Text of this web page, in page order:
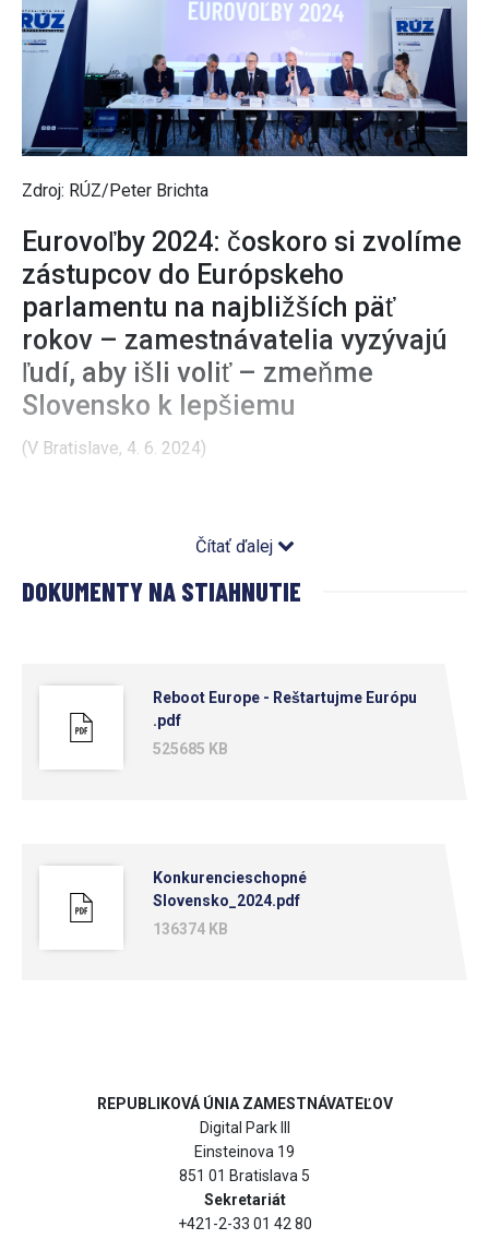
Zdroj: RÚZ/Peter Brichta
Eurovoľby 2024: čoskoro si zvolíme
zástupcov do Európskeho
parlamentu na najbližších päť
rokov – zamestnávatelia vyzývajú
ľudí, aby išli voliť – zmeňme
Slovensko k lepšiemu
(V Bratislave, 4. 6. 2024)
Európskeho parlamentu (EP). “Sú pre všetkých
spolurozhodnúť s kým a akou cestou sa Európska
Republiková únia zamestnávateľov (RÚZ). Každý hlas
má svoj význam. Je pred nami veľa výziev a tie si
Zdroj: RÚZ/Peter Brichta
Milióny Európanov a Európaniek v jednotlivých členských
krajinách únie si počas tohto týždňa zvolia svojich
Čítať ďalej
DOKUMENTY NA STIAHNUTIE
Reboot Europe - Reštartujme Európu
.pdf
525685 KB
Konkurencieschopné
Slovensko_2024.pdf
136374 KB
REPUBLIKOVÁ ÚNIA ZAMESTNÁVATEĽOV
Digital Park III
Einsteinova 19
851 01 Bratislava 5
Sekretariát
+421-2-33 01 42 80